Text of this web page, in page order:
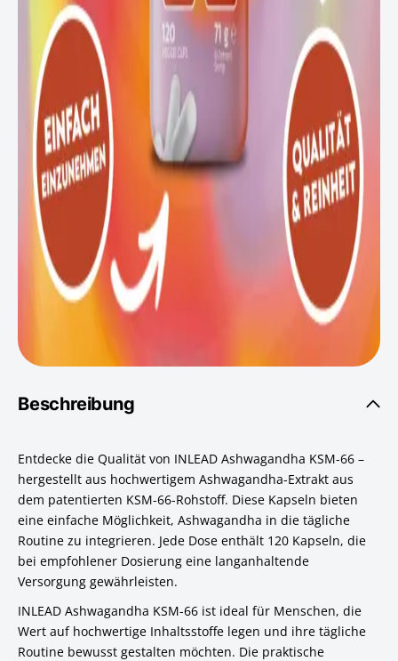
Beschreibung
Entdecke die Qualität von INLEAD Ashwagandha KSM-66 –
hergestellt aus hochwertigem Ashwagandha-Extrakt aus
dem patentierten KSM-66-Rohstoff. Diese Kapseln bieten
eine einfache Möglichkeit, Ashwagandha in die tägliche
Routine zu integrieren. Jede Dose enthält 120 Kapseln, die
bei empfohlener Dosierung eine langanhaltende
Versorgung gewährleisten.
INLEAD Ashwagandha KSM-66 ist ideal für Menschen, die
Wert auf hochwertige Inhaltsstoffe legen und ihre tägliche
Routine bewusst gestalten möchten. Die praktische